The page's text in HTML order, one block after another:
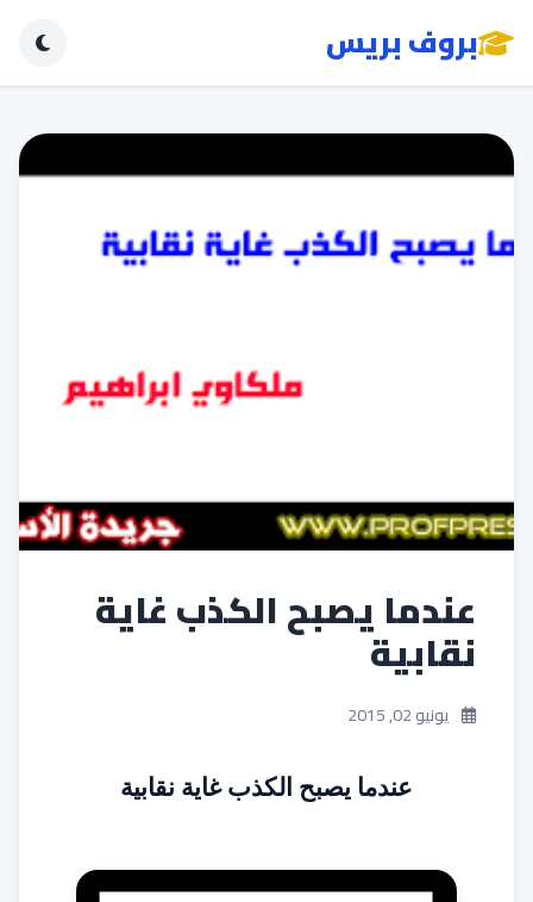
بروف بريس
عندما يصبح الكذب غاية
نقابية
يونيو 02, 2015
عندما يصبح الكذب غاية نقابية